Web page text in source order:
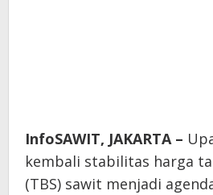
InfoSAWIT, JAKARTA –
kembali stabilitas harga
(TBS) sawit menjadi